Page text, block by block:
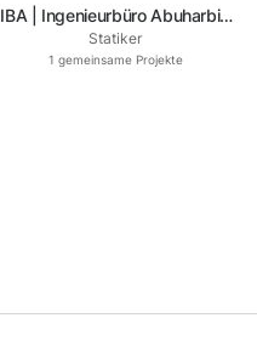
IBA | Ingenieurbüro Abuharbid
für Baustatik
Statiker
1 gemeinsame Projekte